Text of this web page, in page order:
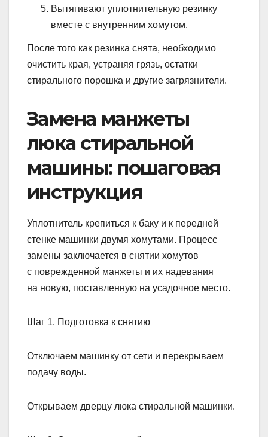
Вытягивают уплотнительную резинку
вместе с внутренним хомутом.
После того как резинка снята, необходимо
очистить края, устраняя грязь, остатки
стирального порошка и другие загрязнители.
Замена манжеты
люка стиральной
машины: пошаговая
инструкция
Уплотнитель крепиться к баку и к передней
стенке машинки двумя хомутами. Процесс
замены заключается в снятии хомутов
с поврежденной манжеты и их надевания
на новую, поставленную на усадочное место.
Шаг 1. Подготовка к снятию
Отключаем машинку от сети и перекрываем
подачу воды.
Открываем дверцу люка стиральной машинки.